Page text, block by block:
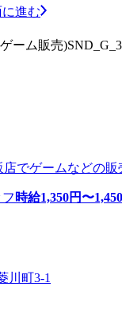
進む
ーム販売
店でゲームなどの
時給1,350円〜1,450
川町3-1